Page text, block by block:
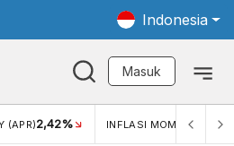
Indonesia
Masuk
(APR)2,42% INFLASI MOM (MAR)